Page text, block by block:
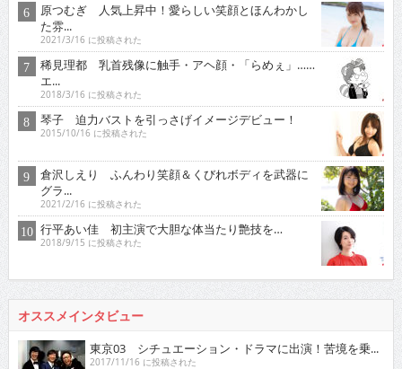
原つむぎ 人気上昇中！愛らしい笑顔とほんわかし
た雰...
2021/3/16 に投稿された
稀見理都 乳首残像に触手・アヘ顔・「らめぇ」……
エ...
2018/3/16 に投稿された
琴子 迫力バストを引っさげイメージデビュー！
2015/10/16 に投稿された
倉沢しえり ふんわり笑顔＆くびれボディを武器に
グラ...
2021/2/16 に投稿された
行平あい佳 初主演で大胆な体当たり艶技を…
2018/9/15 に投稿された
オススメインタビュー
東京03 シチュエーション・ドラマに出演！苦境を乗...
2017/11/16 に投稿された